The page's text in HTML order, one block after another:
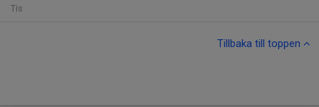
Tis
Tillbaka till toppen